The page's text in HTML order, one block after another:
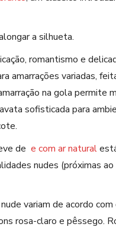
a silhueta.
romantismo e
amarrações variadas,
na gola permite
sofisticada para
de e com ar natural
nudes (próximas
variam de acordo
rosa-claro e pêssego.